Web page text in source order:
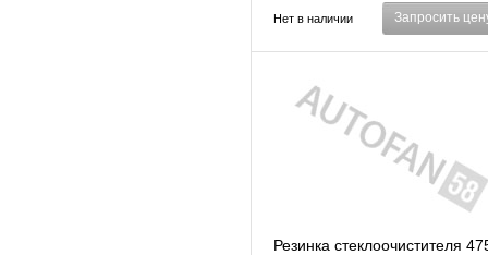
Нет в наличии Запросить
Резинка стеклоочистителя